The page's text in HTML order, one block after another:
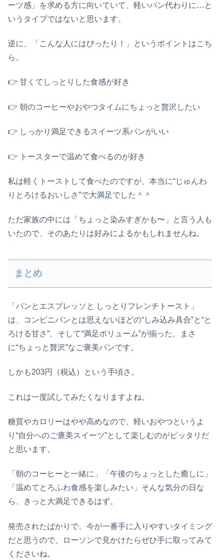
ーツ感」を求める方に向いていて、軽いパン代わりに…と
いうタイプではないと思います。
逆に、「こんな人にはぴったり！」というポイントはこち
ら。
👉️ 甘くてしっとりした食感が好き
👉️ 朝のコーヒーやおやつタイムにちょっと贅沢したい
👉️ しっかり満足できるスイーツ系パンがいい
👉️ トースターで温めて食べるのが好き
私は軽くトーストして食べたのですが、本当に“じゅんわ
りとろけるおいしさ”で大満足でした＾＾
ただ家族の中には「ちょっと染みすぎかも〜」と言う人も
いたので、そのあたりは好みによるかもしれませんね。
まとめ
「パンとエスプレッソと しっとりフレンチトースト」
は、コンビニパンとは思えないほどの“しみ込み具合”と“と
ろける甘さ”、そして“満足ボリューム”が揃った、まさ
に“ちょっと贅沢”なご褒美パンです。
しかも203円（税込）という手頃さ。
これは一度試してみたくなりますよね。
糖質やカロリーはやや高めなので、軽いおやつというよ
り“自分へのご褒美スイーツ”として楽しむのがピッタリだ
と思います。
「朝のコーヒーと一緒に」「午後のちょっとした癒しに」
「温めてとろふわ食感を楽しみたい」そんな気分の日な
ら、きっと大満足できるはず。
発売されたばかりで、今が一番手に入りやすいタイミング
だと思うので、ローソンで見かけたらぜひ手に取ってみて
くださいね。